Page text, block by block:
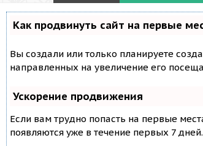
Как продвинуть сайт на первые
Вы создали или только планируете
направленных на увеличение его
Ускорение продвижения
Если вам трудно попасть на первые
появляются уже в течение первых 7